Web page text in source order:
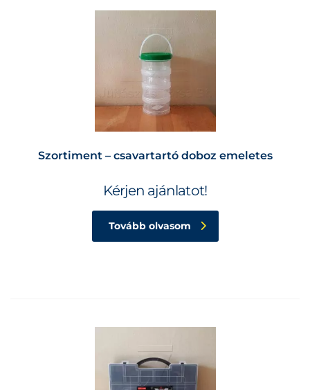
Szortiment – csavartartó doboz emeletes
Kérjen ajánlatot!
Tovább olvasom